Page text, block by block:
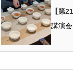
【第21